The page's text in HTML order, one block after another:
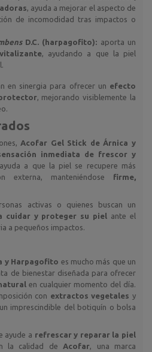
, ayuda a mejorar el aspecto de
de incomodidad tras impactos o
D.C. (harpagofito): aporta un
, ayudando a que la piel
en sinergia para ofrecer un efecto
, mejorando visiblemente la
Acofar Gel Stick de Árnica y
inmediata de frescor y
a que la piel se recupere más
externa, manteniéndose firme,
activas o quienes buscan un
cuidar y proteger su piel ante el
a pequeños impactos.
y Harpagofito es mucho más que un
de bienestar diseñada para ofrecer
en cualquier momento del día.
con extractos vegetales y
imprescindible del botiquín o bolsa
ayude a refrescar y reparar la piel
la calidad de Acofar , una marca